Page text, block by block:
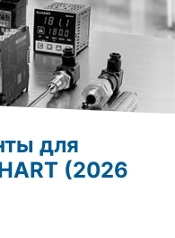
для
(2026